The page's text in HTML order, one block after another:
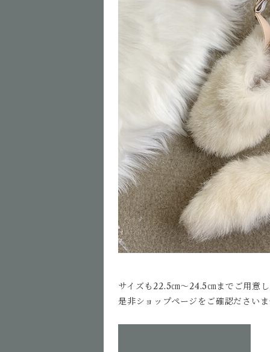
サイズも22.5㎝〜24.5㎝までご用意
是非ショップページをご確認ださい